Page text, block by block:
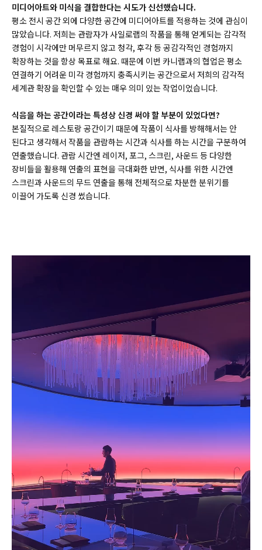
미디어아트와 미식을 결합한다는 시도가 신선했습니다.
평소 전시 공간 외에 다양한 공간에 미디어아트를 적용하는 것에 관심이
많았습니다. 저희는 관람자가 사일로랩의 작품을 통해 얻게되는 감각적
경험이 시각에만 머무르지 않고 청각, 후각 등 공감각적인 경험까지
확장하는 것을 항상 목표로 해요. 때문에 이번 카니랩과의 협업은 평소
연결하기 어려운 미각 경험까지 충족시키는 공간으로서 저희의 감각적
세계관 확장을 확인할 수 있는 매우 의미 있는 작업이었습니다.
식음을 하는 공간이라는 특성상 신경 써야 할 부분이 있었다면?
본질적으로 레스토랑 공간이기 때문에 작품이 식사를 방해해서는 안
된다고 생각해서 작품을 관람하는 시간과 식사를 하는 시간을 구분하여
연출했습니다. 관람 시간엔 레이저, 포그, 스크린, 사운드 등 다양한
장비들을 활용해 연출의 표현을 극대화한 반면, 식사를 위한 시간엔
스크린과 사운드의 무드 연출을 통해 전체적으로 차분한 분위기를
이끌어 가도록 신경 썼습니다.